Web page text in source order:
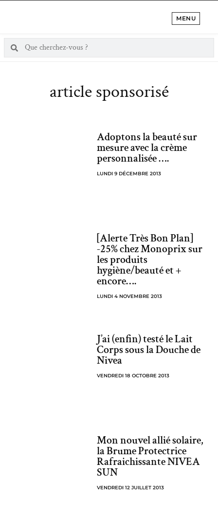
MENU
article sponsorisé
Adoptons la beauté sur
mesure avec la crème
personnalisée ….
LUNDI 9 DÉCEMBRE 2013
[Alerte Très Bon Plan]
-25% chez Monoprix sur
les produits
hygiène/beauté et +
encore….
LUNDI 4 NOVEMBRE 2013
J’ai (enfin) testé le Lait
Corps sous la Douche de
Nivea
VENDREDI 18 OCTOBRE 2013
Mon nouvel allié solaire,
la Brume Protectrice
Rafraichissante NIVEA
SUN
VENDREDI 12 JUILLET 2013